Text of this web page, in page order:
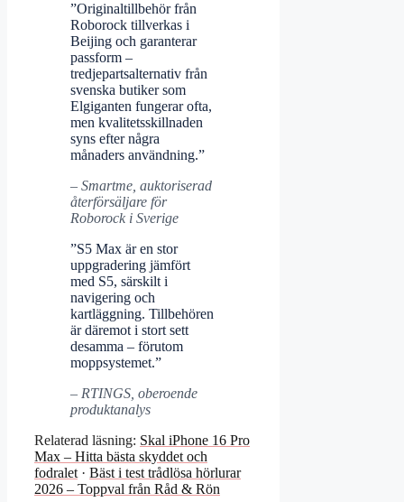
”Originaltillbehör från
Roborock tillverkas i
Beijing och garanterar
passform –
tredjepartsalternativ från
svenska butiker som
Elgiganten fungerar ofta,
men kvalitetsskillnaden
syns efter några
månaders användning.”
– Smartme, auktoriserad
återförsäljare för
Roborock i Sverige
”S5 Max är en stor
uppgradering jämfört
med S5, särskilt i
navigering och
kartläggning. Tillbehören
är däremot i stort sett
desamma – förutom
moppsystemet.”
– RTINGS, oberoende
produktanalys
Relaterad läsning: Skal iPhone 16 Pro
Max – Hitta bästa skyddet och
fodralet · Bäst i test trådlösa hörlurar
2026 – Toppval från Råd & Rön